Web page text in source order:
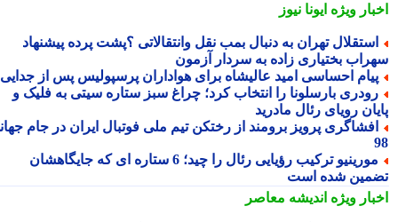
ویژهایونا نیوز
تهران به دنبال بمب نقل وانتقالاتی ؟پشت پرده پیشنهاد
بختیاری زاده به سردار آزمون
احساسی امید عالیشاه برای هواداران پرسپولیس پس از جدایی
بارسلونا را انتخاب کرد؛ چراغ سبز ستاره سیتی به فلیک و
رویای رئال مادرید
پرویز برومند از رختکن تیم ملی فوتبال ایران در جام جهانی
مورینیو ترکیب رؤیایی رئال را چید؛ 6 ستاره ای که جایگاهشان
شده است
ویژهاندیشه معاصر